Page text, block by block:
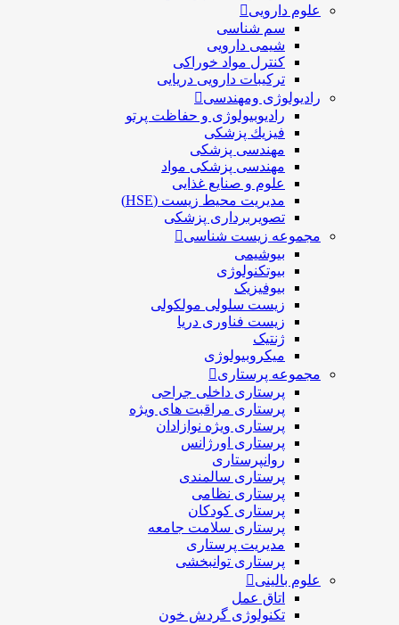
علوم دارویی
سم شناسی
شیمی دارویی
کنترل مواد خوراکی
ترکیبات دارویی دریایی
رادیولوژی ومهندسی
رادیوبیولوژی و حفاظت پرتو
فيزيك پزشکی
مهندسی پزشکی
مهندسی پزشکی مواد
علوم و صنايع غذایی
مدیریت محیط زیست (HSE)
تصویربرداری پزشکی
مجموعه زیست شناسی
بیوشیمی
بیوتکنولوژی
بیوفیزیک
زیست سلولی مولکولی
زیست فناوری دریا
ژنتیک
میکروبیولوژی
مجموعه پرستاری
پرستاری داخلی جراحی
پرستاری مراقبت های ويژه
پرستاری ويژه نوازادان
پرستاری اورژانس
روانپرستاری
پرستاری سالمندی
پرستاری نظامی
پرستاری کودکان
پرستاری سلامت جامعه
مدیریت پرستاری
پرستاری توانبخشی
علوم بالینی
اتاق عمل
تکنولوژی گردش خون